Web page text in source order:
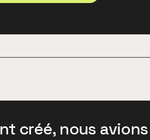
créé, nous